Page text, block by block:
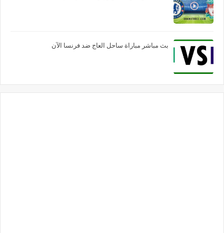
بث مباشر مباراة ساحل العاج ضد فرنسا الآن